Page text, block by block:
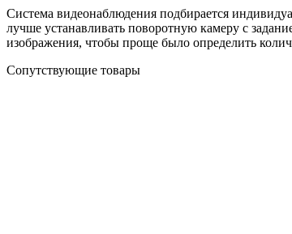
Система видеонаблюдения подбирается
лучше устанавливать поворотную камеру с
изображения, чтобы проще было определить
Сопутствующие товары